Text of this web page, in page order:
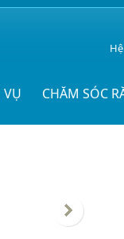
VỤ CHĂM SÓC